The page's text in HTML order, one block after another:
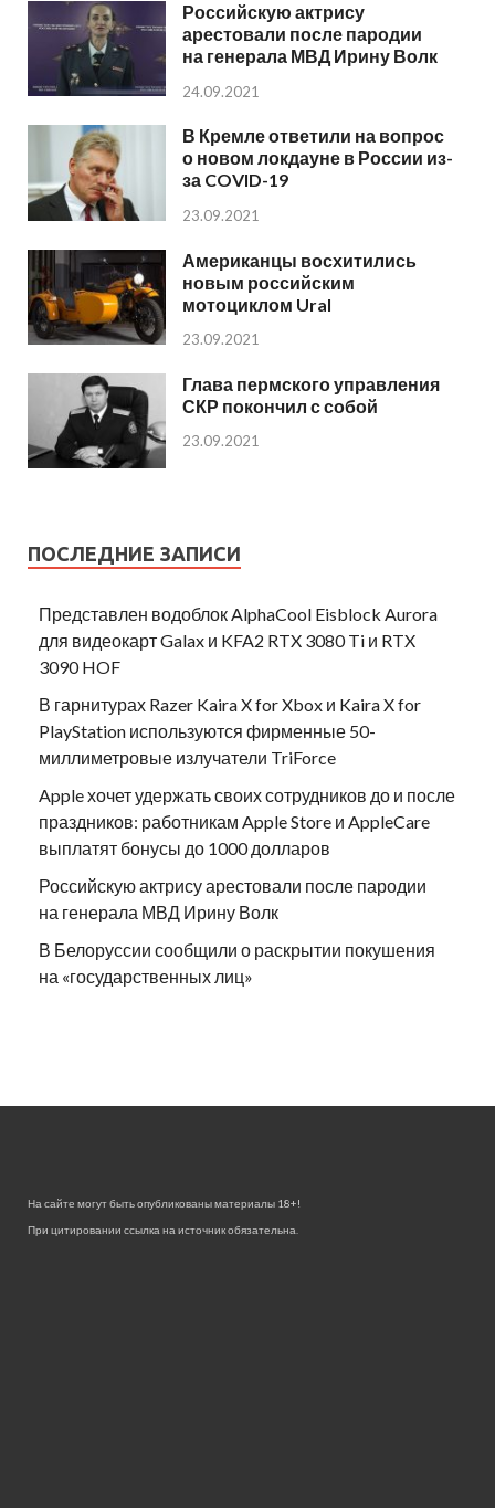
Российскую актрису
арестовали после пародии
на генерала МВД Ирину Волк
24.09.2021
В Кремле ответили на вопрос
о новом локдауне в России из-
за COVID-19
23.09.2021
Американцы восхитились
новым российским
мотоциклом Ural
23.09.2021
Глава пермского управления
СКР покончил с собой
23.09.2021
ПОСЛЕДНИЕ ЗАПИСИ
Представлен водоблок AlphaCool Eisblock Aurora
для видеокарт Galax и KFA2 RTX 3080 Ti и RTX
3090 HOF
В гарнитурах Razer Kaira X for Xbox и Kaira X for
PlayStation используются фирменные 50-
миллиметровые излучатели TriForce
Apple хочет удержать своих сотрудников до и после
праздников: работникам Apple Store и AppleCare
выплатят бонусы до 1000 долларов
Российскую актрису арестовали после пародии
на генерала МВД Ирину Волк
В Белоруссии сообщили о раскрытии покушения
на «государственных лиц»
На сайте могут быть опубликованы материалы 18+!
При цитировании ссылка на источник обязательна.